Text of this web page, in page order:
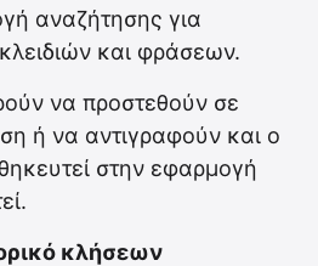
αναζήτησης για
και φράσεων.
να προστεθούν σε
ή να αντιγραφούν και ο
στην εφαρμογή
κλήσεων